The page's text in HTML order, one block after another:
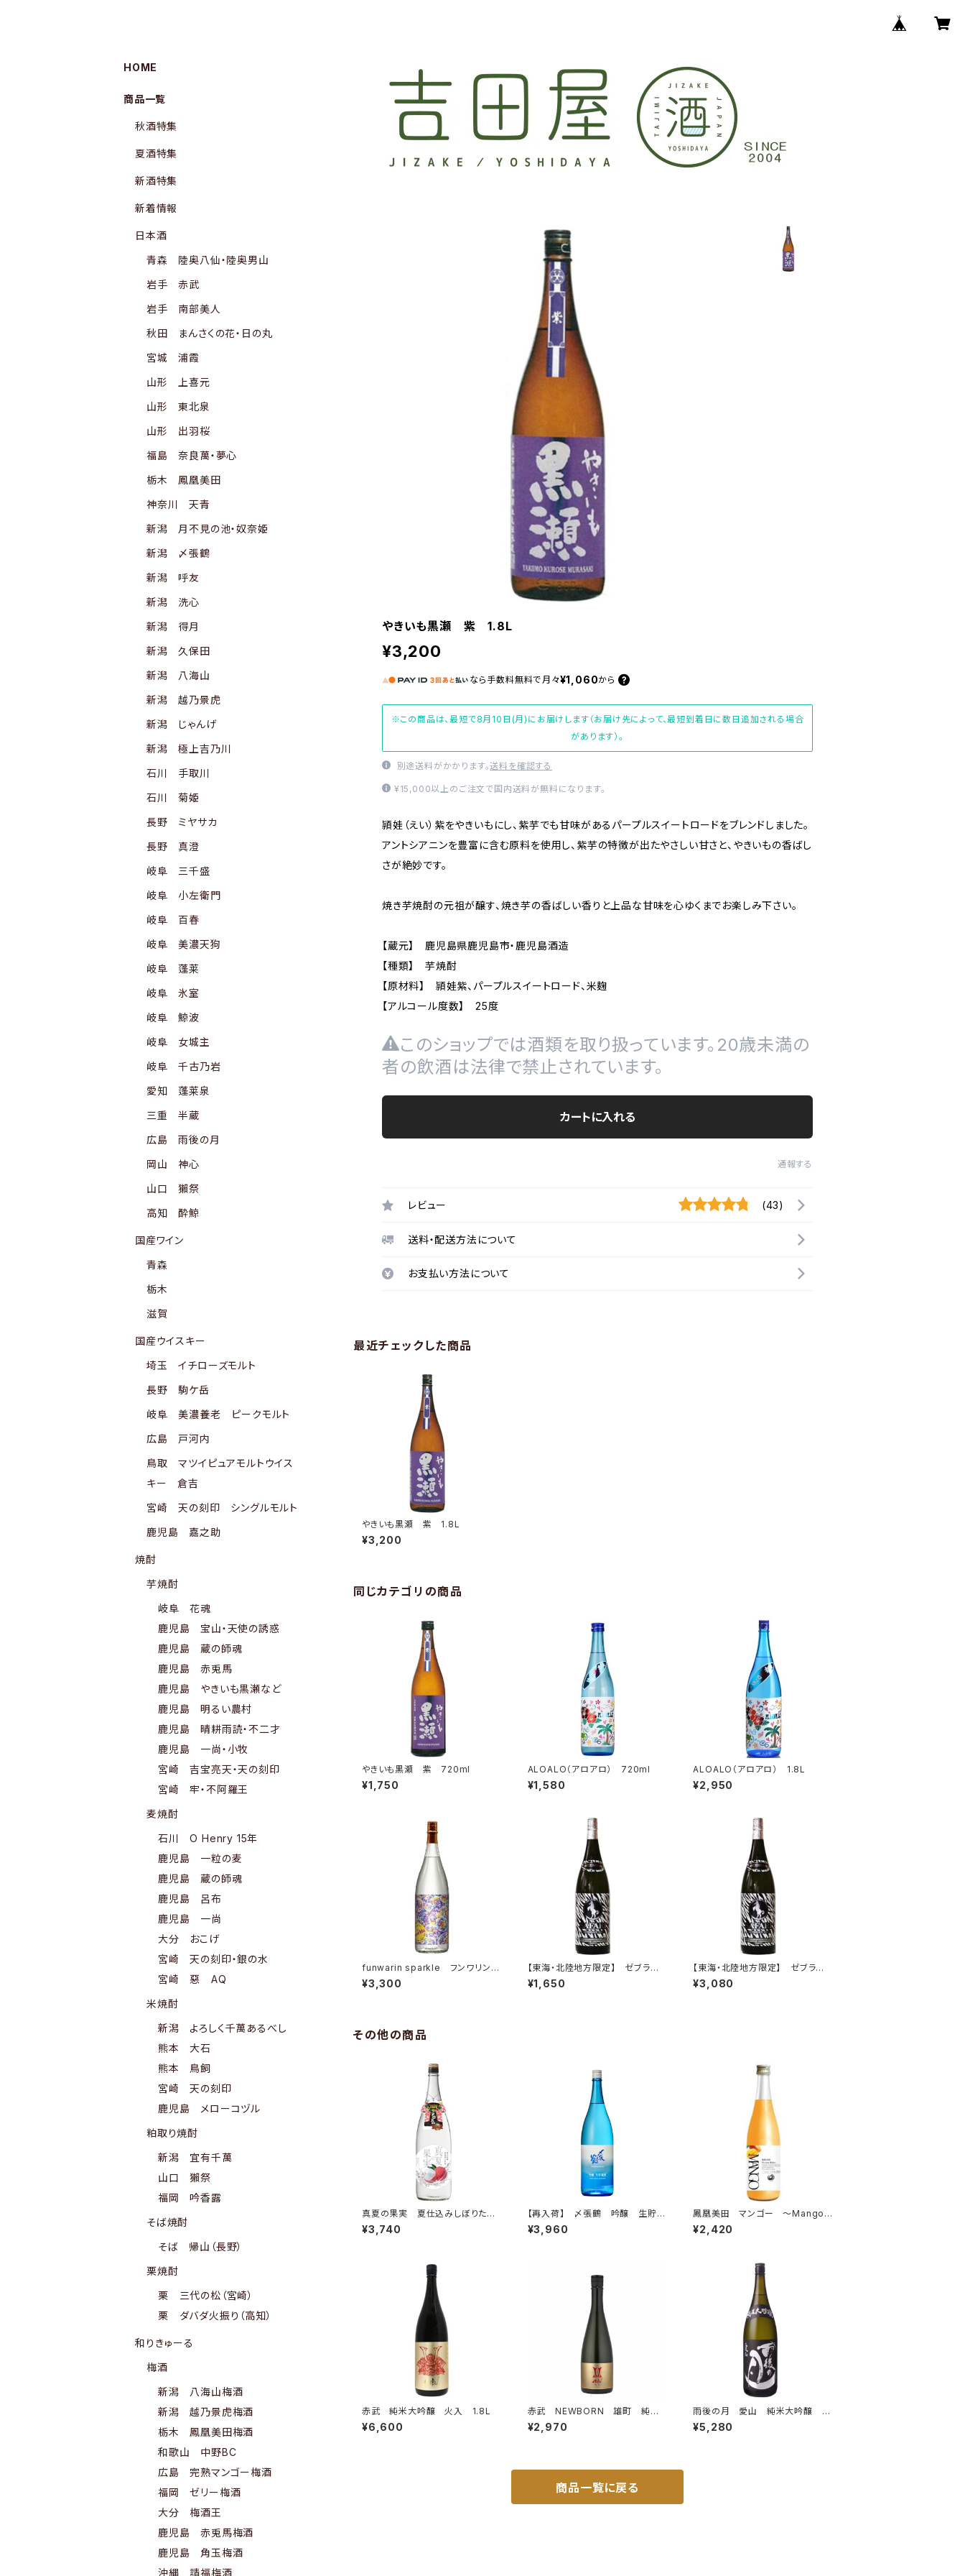
やきいも黒瀬 紫 1.8L
¥3,200
なら 手数料無料で 月々¥1,060から
※この商品は、最短で8月10日(月)にお届けします（お届け先によって、最短到着日に数日追加される場合
があります）。
別途送料がかかります。送料を確認する
¥15,000以上のご注文で国内送料が無料になります。
頴娃（えい）紫をやきいもにし、紫芋でも甘味があるパープルスイートロードをブレンドしました。
アントシアニンを豊富に含む原料を使用し、紫芋の特徴が出たやさしい甘さと、やきいもの香ばし
さが絶妙です。
焼き芋焼酎の元祖が醸す、焼き芋の香ばしい香りと上品な甘味を心ゆくまでお楽しみ下さい。
【蔵元】 鹿児島県鹿児島市・鹿児島酒造
【種類】 芋焼酎
【原材料】 頴娃紫、パープルスイートロード、米麹
【アルコール度数】 25度
このショップでは酒類を取り扱っています。20歳未満の
者の飲酒は法律で禁止されています。
カートに入れる
通報する
レビュー (43)
送料・配送方法について
お支払い方法について
最近チェックした商品
やきいも黒瀬 紫 1.8L
¥3,200
同じカテゴリの商品
やきいも黒瀬 紫 720ml
¥1,750
ALOALO（アロアロ） 720ml
¥1,580
ALOALO（アロアロ） 1.8L
¥2,950
funwarin sparkle フンワリン
スパークル 27度 1.8L
¥3,300
【東海・北陸地方限定】 ゼブラ
白麹黒麹ブレンド 720ml
¥1,650
【東海・北陸地方限定】 ゼブラ
白麹黒麹ブレンド 1.8L
¥3,080
その他の商品
真夏の果実 夏仕込みしぼりた
て 純米吟醸 無濾過生原酒 1.
8L
¥3,740
【再入荷】 〆張鶴 吟醸 生貯蔵
酒 1.8L
¥3,960
鳳凰美田 マンゴー ～Mango 2
026～ 720ml
¥2,420
赤武 純米大吟醸 火入 1.8L
¥6,600
赤武 NEWBORN 雄町 純米
吟醸 生酒 720ml
¥2,970
雨後の月 愛山 純米大吟醸 1.
8L
¥5,280
商品一覧に戻る
HOME
商品一覧
秋酒特集
夏酒特集
新酒特集
新着情報
日本酒
青森 陸奥八仙・陸奥男山
岩手 赤武
岩手 南部美人
秋田 まんさくの花・日の丸
宮城 浦霞
山形 上喜元
山形 東北泉
山形 出羽桜
福島 奈良萬・夢心
栃木 鳳凰美田
神奈川 天青
新潟 月不見の池・奴奈姫
新潟 〆張鶴
新潟 呼友
新潟 洗心
新潟 得月
新潟 久保田
新潟 八海山
新潟 越乃景虎
新潟 じゃんげ
新潟 極上吉乃川
石川 手取川
石川 菊姫
長野 ミヤサカ
長野 真澄
岐阜 三千盛
岐阜 小左衛門
岐阜 百春
岐阜 美濃天狗
岐阜 蓬莱
岐阜 氷室
岐阜 鯨波
岐阜 女城主
岐阜 千古乃岩
愛知 蓬莱泉
三重 半蔵
広島 雨後の月
岡山 神心
山口 獺祭
高知 酔鯨
国産ワイン
青森
栃木
滋賀
国産ウイスキー
埼玉 イチローズモルト
長野 駒ケ岳
岐阜 美濃養老 ピークモルト
広島 戸河内
鳥取 マツイピュアモルトウイス
キー 倉吉
宮崎 天の刻印 シングルモルト
鹿児島 嘉之助
焼酎
芋焼酎
岐阜 花魂
鹿児島 宝山・天使の誘惑
鹿児島 蔵の師魂
鹿児島 赤兎馬
鹿児島 やきいも黒瀬など
鹿児島 明るい農村
鹿児島 晴耕雨読・不二才
鹿児島 一尚・小牧
宮崎 吉宝亮天・天の刻印
宮崎 牢・不阿羅王
麦焼酎
石川 O Henry 15年
鹿児島 一粒の麦
鹿児島 蔵の師魂
鹿児島 呂布
鹿児島 一尚
大分 おこげ
宮崎 天の刻印・銀の水
宮崎 惡 AQ
米焼酎
新潟 よろしく千萬あるべし
熊本 大石
熊本 鳥飼
宮崎 天の刻印
鹿児島 メローコヅル
粕取り焼酎
新潟 宜有千萬
山口 獺祭
福岡 吟香露
そば焼酎
そば 帰山（長野）
栗焼酎
栗 三代の松（宮崎）
栗 ダバダ火振り（高知）
和りきゅーる
梅酒
新潟 八海山梅酒
新潟 越乃景虎梅酒
栃木 鳳凰美田梅酒
和歌山 中野BC
広島 完熟マンゴー梅酒
福岡 ゼリー梅酒
大分 梅酒王
鹿児島 赤兎馬梅酒
鹿児島 角玉梅酒
沖縄 請福梅酒